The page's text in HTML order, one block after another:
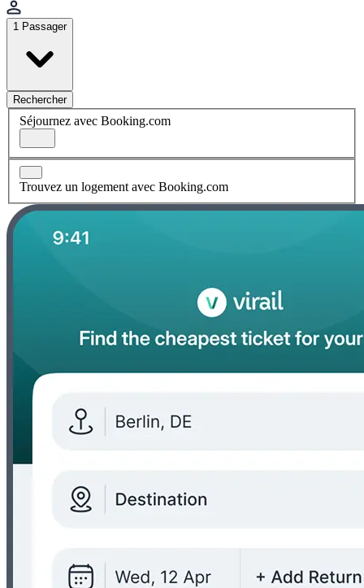
1 Passager
Rechercher
Séjournez avec Booking.com
Trouvez un logement avec Booking.com